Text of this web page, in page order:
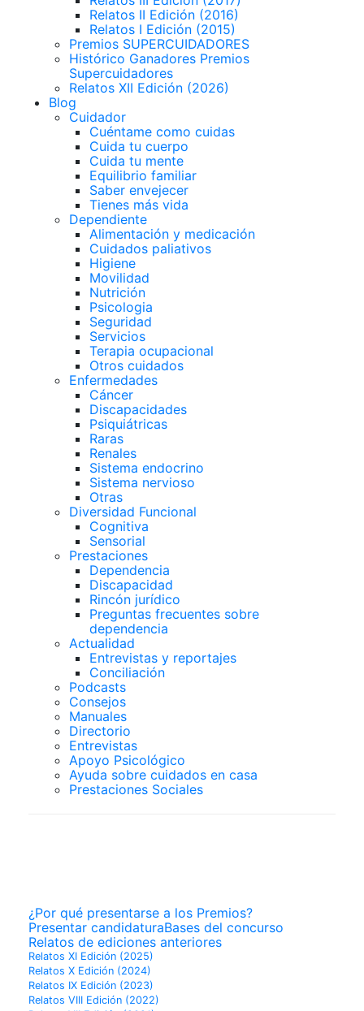
Relatos II Edición (2016)
Relatos I Edición (2015)
Premios SUPERCUIDADORES
Histórico Ganadores Premios
Supercuidadores
Relatos XII Edición (2026)
Blog
Cuidador
Cuéntame como cuidas
Cuida tu cuerpo
Cuida tu mente
Equilibrio familiar
Saber envejecer
Tienes más vida
Dependiente
Alimentación y medicación
Cuidados paliativos
Higiene
Movilidad
Nutrición
Psicologia
Seguridad
Servicios
Terapia ocupacional
Otros cuidados
Enfermedades
Cáncer
Discapacidades
Psiquiátricas
Raras
Renales
Sistema endocrino
Sistema nervioso
Otras
Diversidad Funcional
Cognitiva
Sensorial
Prestaciones
Dependencia
Discapacidad
Rincón jurídico
Preguntas frecuentes sobre
dependencia
Actualidad
Entrevistas y reportajes
Conciliación
Podcasts
Consejos
Manuales
Directorio
Entrevistas
Apoyo Psicológico
Ayuda sobre cuidados en casa
Prestaciones Sociales
¿Por qué presentarse a los Premios?
Presentar candidaturaBases del concurso
Relatos de ediciones anteriores
Relatos XI Edición (2025)
Relatos X Edición (2024)
Relatos IX Edición (2023)
Relatos VIII Edición (2022)